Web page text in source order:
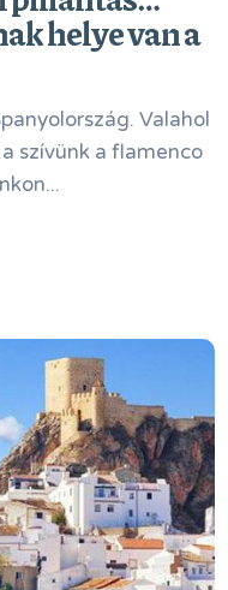
helye van a
Valahol
szívünk a flamenco